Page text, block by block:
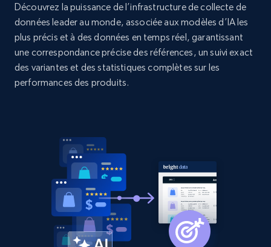
Amazon products global dataset - Collect
products from Brands URLs
Title, Seller name, Brand, Description, Initial
375+
URL, Product id, Listing inventory id, Title, Rating,
Reviews count shop, Reviews count item, Initial
Découvrez la puissance de l’infrastructure de collecte de
données leader au monde, associée aux modèles d’IA les
plus précis et à des données en temps réel, garantissant
une correspondance précise des références, un suivi exact
des variantes et des statistiques complètes sur les
performances des produits.